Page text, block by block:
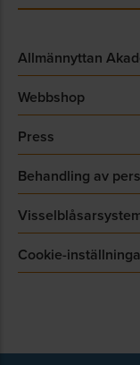
Allmännyttan
Webbshop
Press
Behandling av
Cookie-